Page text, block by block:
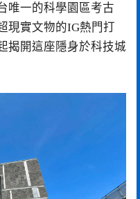
唯一的科學園區考古
現實文物的IG熱門打
揭開這座隱身於科技城